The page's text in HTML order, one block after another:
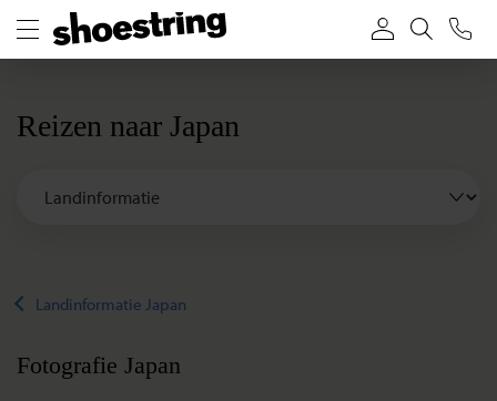
Reizen naar Japan
Landinformatie Japan
Fotografie Japan